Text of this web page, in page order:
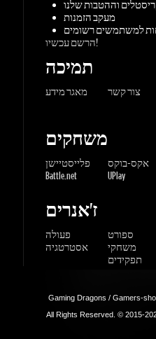
מאגר מידע צור קשר
משחקים
פלייסטיישן אקס-בוקס
ז'אנרים
פעולה ספורט
אסטרטגיה
משחקי
All Rights Reserved. © 2015-2026